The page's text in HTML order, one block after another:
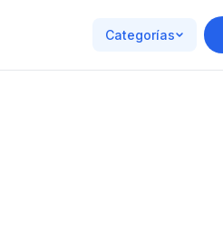
Categorías